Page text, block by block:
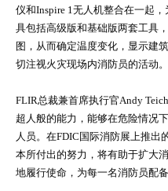
仪和Inspire 1无人机整合在一起
具包括高级版和基础版两套工具
图，从而确定温度变化，显示建
切注视火灾现场内消防员的活动。
FLIR总裁兼首席执行官Andy
超人般的能力，能够在危险情况
人员。在FDIC国际消防展上推出
本所付出的努力，将有助于扩大
地履行使命，为每一名消防员配